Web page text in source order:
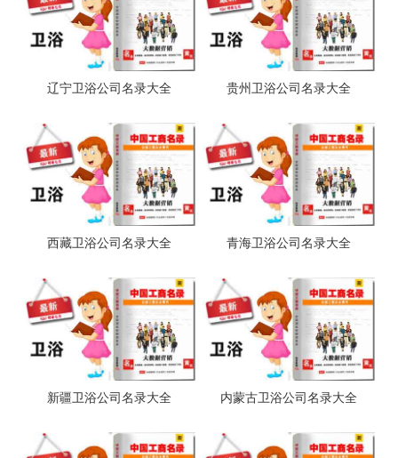
辽宁卫浴公司名录大全 贵州卫浴公司名录大全
西藏卫浴公司名录大全 青海卫浴公司名录大全
新疆卫浴公司名录大全 内蒙古卫浴公司名录大全